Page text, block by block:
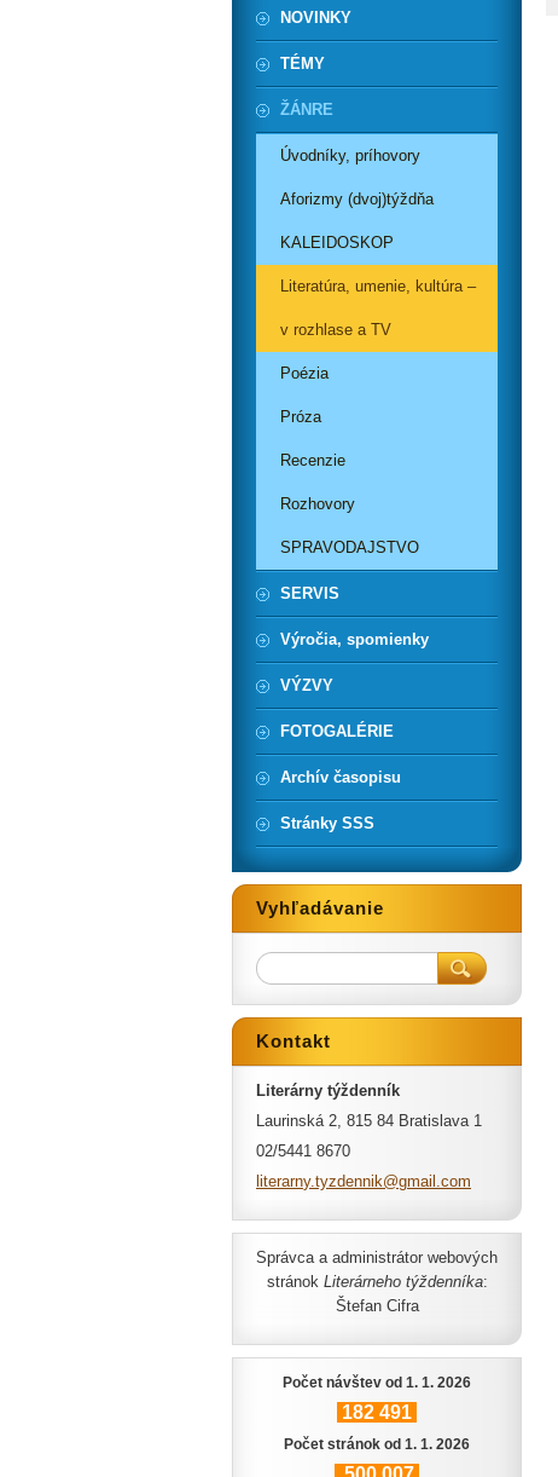
NOVINKY
TÉMY
ŽÁNRE
Úvodníky, príhovory
Aforizmy (dvoj)týždňa
KALEIDOSKOP
Literatúra, umenie, kultúra –
v rozhlase a TV
Poézia
Próza
Recenzie
Rozhovory
SPRAVODAJSTVO
SERVIS
Výročia, spomienky
VÝZVY
FOTOGALÉRIE
Archív časopisu
Stránky SSS
Vyhľadávanie
Kontakt
Literárny týždenník
Laurinská 2, 815 84 Bratislava 1
02/5441 8670
literarny.tyzdennik@gmai l.com
Správca a administrátor webových
stránok Literárneho týždenníka:
Štefan Cifra
Počet návštev od 1. 1. 2026
182 491
Počet stránok od 1. 1. 2026